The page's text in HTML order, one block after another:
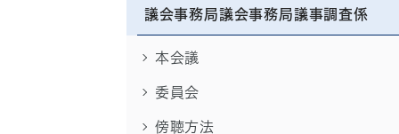
議会事務局議会事務局議事調査係
本会議
委員会
傍聴方法